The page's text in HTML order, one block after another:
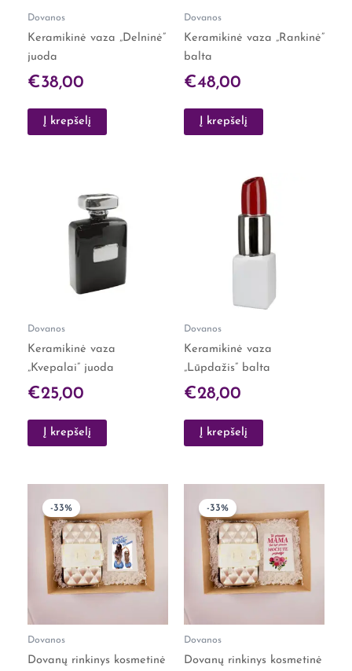
Dovanos
Keramikinė vaza „Delninė”
juoda
€38,00
Į krepšelį
Dovanos
Keramikinė vaza „Rankinė”
balta
€48,00
Į krepšelį
Dovanos
Keramikinė vaza
„Kvepalai” juoda
€25,00
Į krepšelį
Dovanos
Keramikinė vaza
„Lūpdažis” balta
€28,00
Į krepšelį
-33%
Dovanos
Dovanų rinkinys kosmetinė
price
was:
€30,00.
price
€20,00.
-33%
Dovanos
Dovanų rinkinys kosmetinė
price
was:
€30,00.
price